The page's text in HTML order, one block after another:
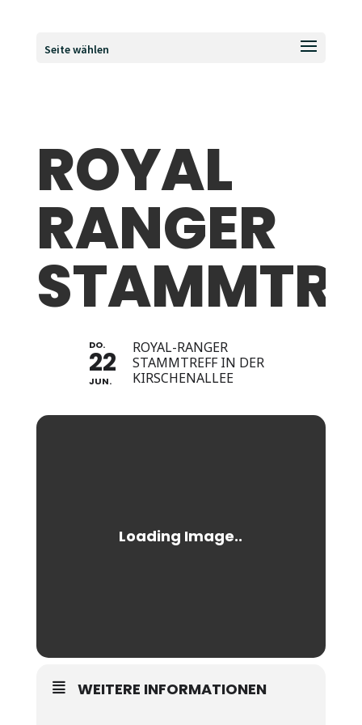
Seite wählen
ROYAL
RANGER
DO.
22
JUN.
ROYAL-RANGER
STAMMTREFF IN DER
KIRSCHENALLEE
WEITERE INFORMATIONEN